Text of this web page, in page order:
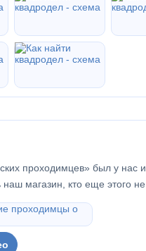
проходимцев» был у нас
наш магазин, кто еще этого